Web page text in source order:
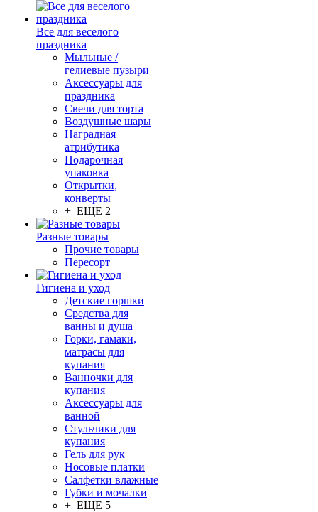
Все для веселого
праздника
Мыльные /
гелиевые пузыри
Аксессуары для
праздника
Свечи для торта
Воздушные шары
Наградная
атрибутика
Подарочная
упаковка
Открытки,
конверты
+ ЕЩЕ 2
Разные товары
Прочие товары
Пересорт
Гигиена и уход
Детские горшки
Средства для
ванны и душа
Горки, гамаки,
матрасы для
купания
Ванночки для
купания
Аксессуары для
ванной
Стульчики для
купания
Гель для рук
Носовые платки
Салфетки влажные
Губки и мочалки
+ ЕЩЕ 5